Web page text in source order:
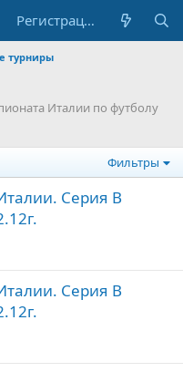
Регистрация
турниры
Италии по футболу
Фильтры
Серия В
Серия В